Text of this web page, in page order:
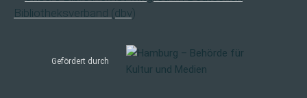
Gefördert durch